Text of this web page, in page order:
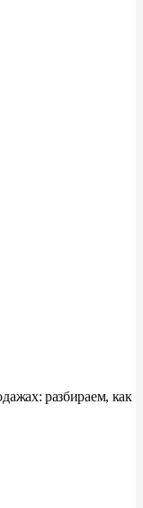
разбираем, как